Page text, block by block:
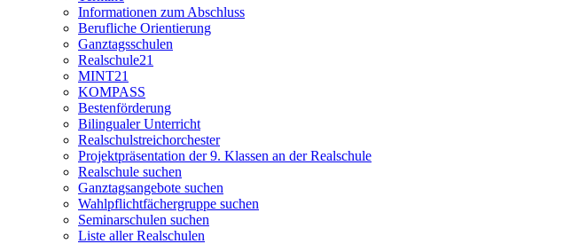
Informationen zum Abschluss
Berufliche Orientierung
Ganztagsschulen
Realschule21
MINT21
KOMPASS
Bestenförderung
Bilingualer Unterricht
Realschulstreichorchester
Projektpräsentation der 9. Klassen an der Realschule
Realschule suchen
Ganztagsangebote suchen
Wahlpflichtfächergruppe suchen
Seminarschulen suchen
Liste aller Realschulen